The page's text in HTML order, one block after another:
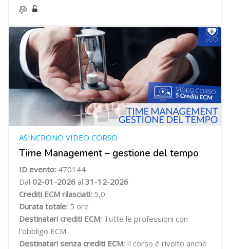
Time Management – gestione del tempo
ASINCRONO VIDEO CORSO
ID evento: 470144
Dal 02-01-2026 al 31-12-2026
Crediti ECM rilasciati: 5,0
Durata totale: 5 ore
Destinatari crediti ECM: Tutte le professioni con
l'obbligo ECM
Destinatari senza crediti ECM: Il corso è rivolto anche